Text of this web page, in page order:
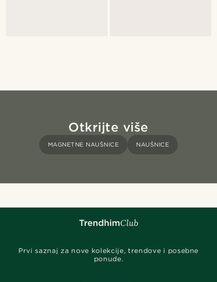
Otkrijte više
MAGNETNE NAUŠNICE NAUŠNICE
Prvi saznaj za nove kolekcije, trendove i posebne
ponude.